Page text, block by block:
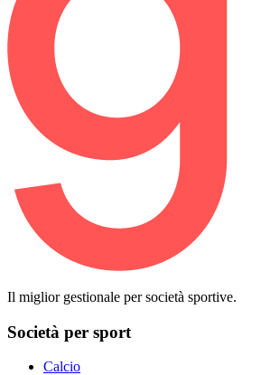
Il miglior gestionale per società sportive.
Società per sport
Calcio